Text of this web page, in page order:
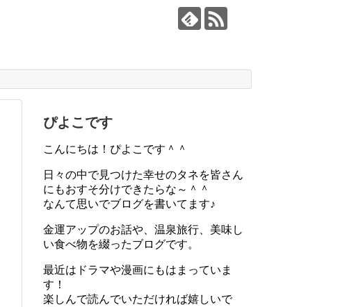
ぴよこです
こんにちは！ぴよこです＾＾
日々の中で見つけた幸せのタネを皆さん
にもおすそ分けできたらな～＾＾
なんて思いでブログを書いてます♪
金運アップのお話や、温泉旅行、美味し
い食べ物を綴ったブログです。
最近はドラマや漫画にもはまっていま
す！
楽しんで読んでいただければ嬉しいで